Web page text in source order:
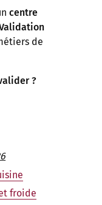
centre
de
?
froide